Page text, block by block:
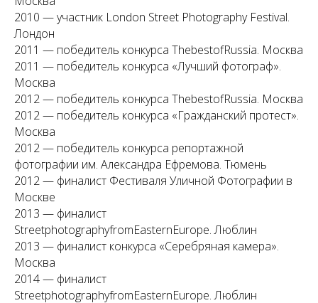
2010 — участник London Street Photography Festival.
Лондон
2011 — победитель конкурса ThebestofRussia. Москва
2011 — победитель конкурса «Лучший фотограф».
Москва
2012 — победитель конкурса ThebestofRussia. Москва
2012 — победитель конкурса «Гражданский протест».
Москва
2012 — победитель конкурса репортажной
фотографии им. Александра Ефремова. Тюмень
2012 — финалист Фестиваля Уличной Фотографии в
Москве
2013 — финалист
StreetphotographyfromEasternEurope. Люблин
2013 — финалист конкурса «Серебряная камера».
Москва
2014 — финалист
StreetphotographyfromEasternEurope. Люблин